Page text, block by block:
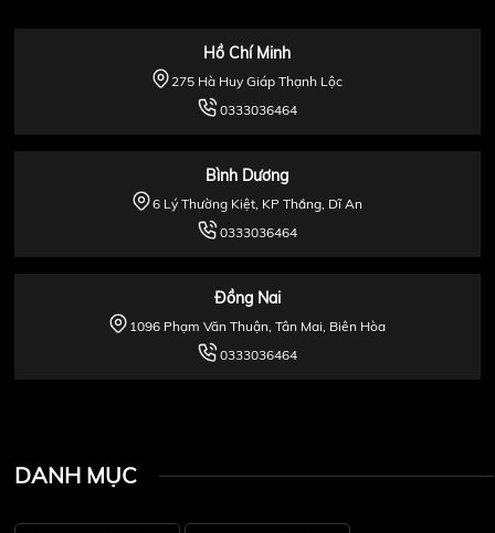
Hồ Chí Minh
275 Hà Huy Giáp Thạnh Lộc
0333036464
Bình Dương
6 Lý Thường Kiệt, KP Thắng, Dĩ An
0333036464
Đồng Nai
1096 Phạm Văn Thuận, Tân Mai, Biên Hòa
0333036464
DANH MỤC